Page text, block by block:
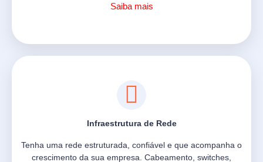
Saiba mais
Infraestrutura de Rede
Tenha uma rede estruturada, confiável e que acompanha o
crescimento da sua empresa. Cabeamento, switches,